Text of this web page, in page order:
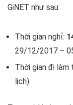
GiNET như sau:
Thời gian nghỉ:
29/12/2017 –
Thời gian đi làm
lịch).